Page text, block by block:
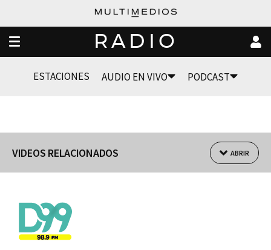
RADIO
ESTACIONES AUDIO EN VIVO PODCAST
VIDEOS RELACIONADOS ABRIR